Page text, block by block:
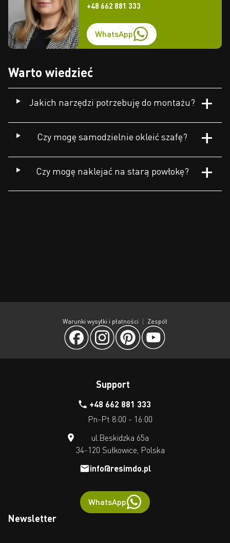
+48 662 881 333
WhatsApp
Warto wiedzieć
Jakich narzędzi potrzebuję do montażu?
Czy mogę samodzielnie okleić szafę?
Czy mogę naklejać na starą powłokę?
Warunki wysyłki i płatności Zespół
Support
+48 662 881 333
Pn-Pt 8:00 - 16:00
ul.Beskidzka 65a
34-120 Sułkowice, Polska
info@resimdo.pl
WhatsApp
Newsletter